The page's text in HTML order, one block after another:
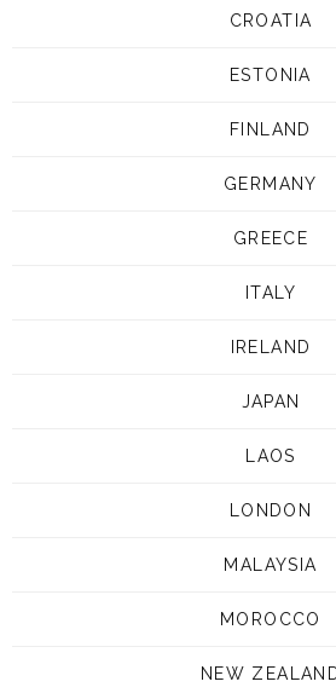
CROATIA
ESTONIA
FINLAND
GERMANY
GREECE
ITALY
IRELAND
JAPAN
LAOS
LONDON
MALAYSIA
MOROCCO
NEW